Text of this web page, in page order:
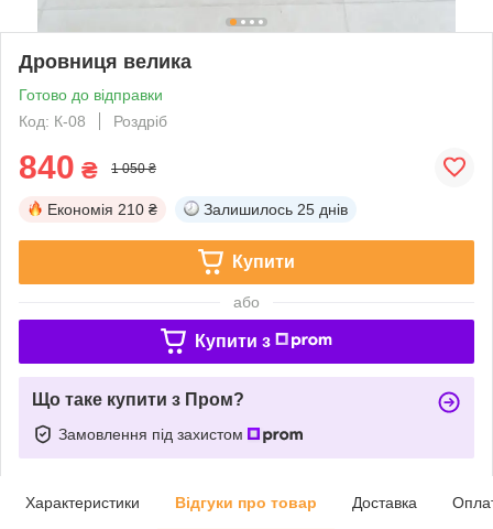
Дровниця велика
Готово до відправки
Код: К-08
Роздріб
840 ₴ 1 050 ₴
Економія 210 ₴ Залишилось 25 днів
Купити
або
Купити з
Що таке купити з Пром?
Замовлення під захистом
Характеристики Відгуки про товар Доставка